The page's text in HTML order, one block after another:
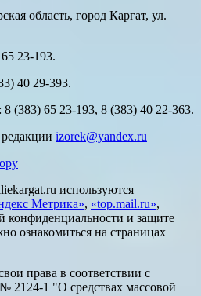
область, город Каргат, ул.
23-193.
40 29-393.
(383) 65 23-193, 8 (383) 40 22-363.
izorek@yandex.ru
используются
Метрика», «top.mail.ru»,
конфиденциальности и защите
ознакомиться на страницах
права в соответствии с
2124-1 "О средствах массовой